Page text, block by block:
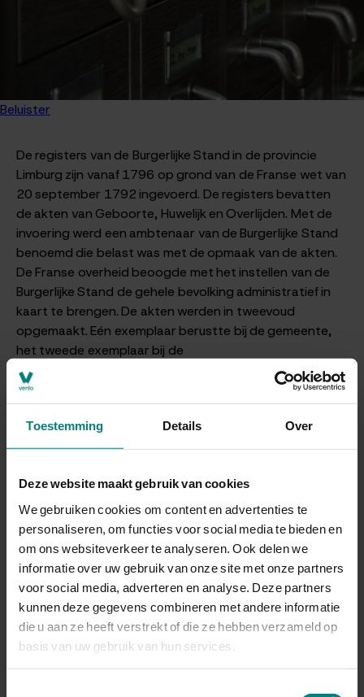
Toestemming Details Over
Deze website maakt gebruik van cookies
We gebruiken cookies om content en advertenties te
personaliseren, om functies voor social media te bieden en
om ons websiteverkeer te analyseren. Ook delen we
informatie over uw gebruik van onze site met onze partners
voor social media, adverteren en analyse. Deze partners
kunnen deze gegevens combineren met andere informatie
die u aan ze heeft verstrekt of die ze hebben verzameld op
basis van uw gebruik van hun services.
Beluister
De registers van de Burgerlijke Stand in de provincie
Limburg zijn vanaf 1796 op grond van de Franse wet van
20 september 1792 ingevoerd. De registers bevatten
de akten van Geboorte, Huwelijk en Overlijden. Met de
invoering werd een ambtenaar van de Burgerlijke Stand
benoemd die belast was met de opmaak van de akten.
De Franse overheid beoogde met het instellen van de
Burgerlijke Stand de gehele bevolking administratief in
kaart te brengen. De akten werden in tweevoud
opgemaakt. Eén exemplaar berustte bij de gemeente,
het tweede exemplaar bij de
Arrondissementsrechtbank en na verloop van tijd bij het
Regionaal Historisch Centrum Limburg te Maastricht
(voorheen Rijksarchief). De akten van de Burgerlijke
Stand zijn een interessante bron voor genealogisch
onderzoek.
Bij de overbrenging van akten naar het depot van het
acht genomen. Voor de geboorteakten geldt een
overbrengingstermijn van 100 jaar, voor huwelijksakten
75 jaar en voor overlijdensakten 50 jaar.
Geboorten
Doorzoek de database met de geboorten in de
burgerlijke stand van Arcen en Velden, Belfeld, Tegelen
en Venlo.